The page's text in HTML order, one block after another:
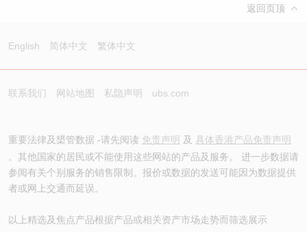
返回页顶
English 简体中文 繁体中文
联系我们 网站地图 私隐声明 ubs.com
重要法律及槼管数据 -请先阅读 免责声明 及 具体香港产品免责声明
。其他国家的居民或不能使用这些网站的产品及服务。 进一步数据请
参阅有关个别服务的销售限制。报价或数据的发送可能因为数据提供
者或网上交通而延误。
以上精选及焦点产品根据产品或相关资产市场走势而筛选展示